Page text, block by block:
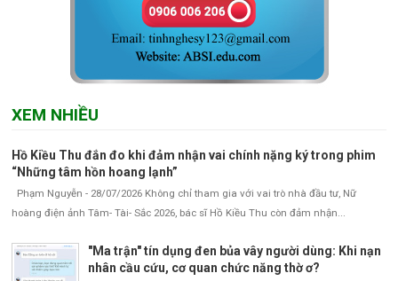
XEM NHIỀU
Hồ Kiều Thu đắn đo khi đảm nhận vai chính nặng ký trong phim
“Những tâm hồn hoang lạnh”
Phạm Nguyễn - 28/07/2026 Không chỉ tham gia với vai trò nhà đầu tư, Nữ
hoàng điện ảnh Tâm- Tài- Sắc 2026, bác sĩ Hồ Kiều Thu còn đảm nhận...
"Ma trận" tín dụng đen bủa vây người dùng: Khi nạn
nhân cầu cứu, cơ quan chức năng thờ ơ?